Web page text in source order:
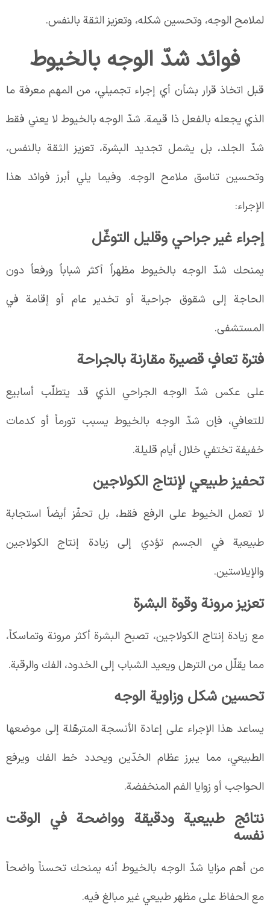
لملامح الوجه، وتحسين شكله، وتعزيز الثقة بالنفس.
فوائد شدّ الوجه بالخيوط
قبل اتخاذ قرار بشأن أي إجراء تجميلي، من المهم معرفة ما
الذي يجعله بالفعل ذا قيمة. شدّ الوجه بالخيوط لا يعني فقط
شدّ الجلد، بل يشمل تجديد البشرة، تعزيز الثقة بالنفس،
وتحسين تناسق ملامح الوجه. وفيما يلي أبرز فوائد هذا
الإجراء:
إجراء غير جراحي وقليل التوغّل
يمنحك شدّ الوجه بالخيوط مظهراً أكثر شباباً ورفعاً دون
الحاجة إلى شقوق جراحية أو تخدير عام أو إقامة في
المستشفى.
فترة تعافٍ قصيرة مقارنة بالجراحة
على عكس شدّ الوجه الجراحي الذي قد يتطلّب أسابيع
للتعافي، فإن شدّ الوجه بالخيوط يسبب تورماً أو كدمات
خفيفة تختفي خلال أيام قليلة.
تحفيز طبيعي لإنتاج الكولاجين
لا تعمل الخيوط على الرفع فقط، بل تحفّز أيضاً استجابة
طبيعية في الجسم تؤدي إلى زيادة إنتاج الكولاجين
والإيلاستين.
تعزيز مرونة وقوة البشرة
مع زيادة إنتاج الكولاجين، تصبح البشرة أكثر مرونة وتماسكاً،
مما يقلّل من الترهل ويعيد الشباب إلى الخدود، الفك والرقبة.
تحسين شكل وزاوية الوجه
يساعد هذا الإجراء على إعادة الأنسجة المترهّلة إلى موضعها
الطبيعي، مما يبرز عظام الخدّين ويحدد خط الفك ويرفع
الحواجب أو زوايا الفم المنخفضة.
نتائج طبيعية ودقيقة وواضحة في الوقت
نفسه
من أهم مزايا شدّ الوجه بالخيوط أنه يمنحك تحسناً واضحاً
مع الحفاظ على مظهر طبيعي غير مبالغ فيه.